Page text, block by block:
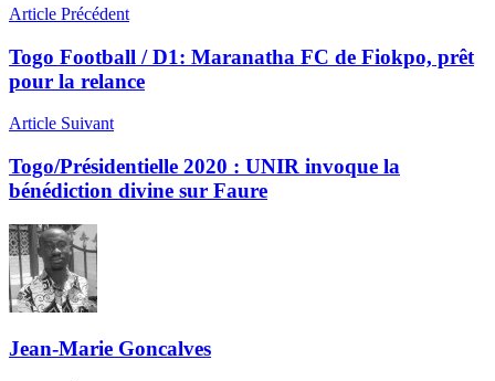
Article Précédent
Togo Football / D1: Maranatha FC de Fiokpo, prêt
pour la relance
Article Suivant
Togo/Présidentielle 2020 : UNIR invoque la
bénédiction divine sur Faure
Jean-Marie Goncalves